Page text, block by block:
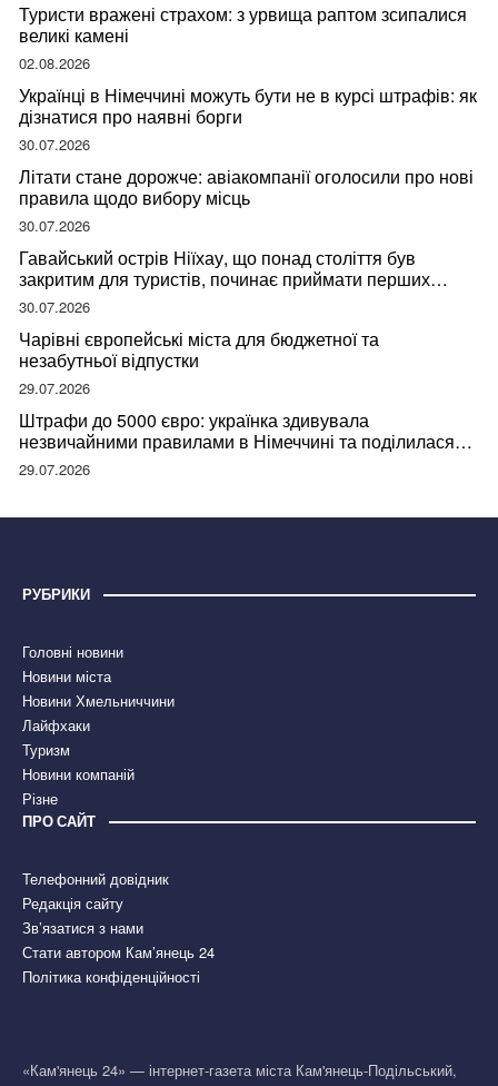
Туристи вражені страхом: з урвища раптом зсипалися
великі камені
02.08.2026
Українці в Німеччині можуть бути не в курсі штрафів: як
дізнатися про наявні борги
30.07.2026
Літати стане дорожче: авіакомпанії оголосили про нові
правила щодо вибору місць
30.07.2026
Гавайський острів Ніїхау, що понад століття був
закритим для туристів, починає приймати перших
відвідувачів
30.07.2026
Чарівні європейські міста для бюджетної та
незабутньої відпустки
29.07.2026
Штрафи до 5000 євро: українка здивувала
незвичайними правилами в Німеччині та поділилася
правдою
29.07.2026
РУБРИКИ
Головні новини
Новини міста
Новини Хмельниччини
Лайфхаки
Туризм
Новини компаній
Різне
ПРО САЙТ
Телефонний довідник
Редакція сайту
Зв’язатися з нами
Стати автором Кам’янець 24
Політика конфіденційності
«Кам'янець 24» — інтернет-газета міста Кам'янець-Подільський,